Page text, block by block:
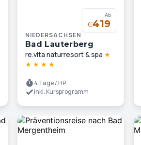
Ab
€419
NIEDERSACHSEN
Bad Lauterberg
re.vita naturresort & spa ★
★ ★ ★ ★
4 Tage / HP
inkl. Kursprogramm